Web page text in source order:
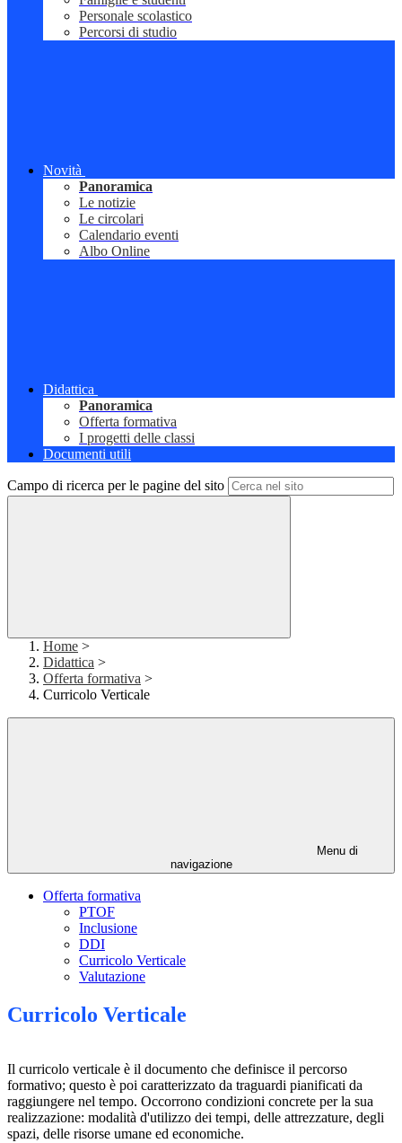
Personale scolastico
Percorsi di studio
Novità
Panoramica
Le notizie
Le circolari
Calendario eventi
Albo Online
Didattica
Panoramica
Offerta formativa
I progetti delle classi
Documenti utili
Campo di ricerca per le pagine del sito
Home >
Didattica >
Offerta formativa >
Curricolo Verticale
Menu di
navigazione
Offerta formativa
PTOF
Inclusione
DDI
Curricolo Verticale
Valutazione
Curricolo Verticale
Il curricolo verticale è il documento che definisce il percorso
formativo; questo è poi caratterizzato da traguardi pianificati da
raggiungere nel tempo. Occorrono condizioni concrete per la sua
realizzazione: modalità d'utilizzo dei tempi, delle attrezzature, degli
spazi, delle risorse umane ed economiche.